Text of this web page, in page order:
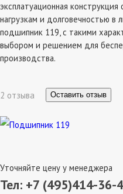
эксплатуационная
нагрузкам и долговечностью
подшипник 119, с такими
выбором и решением для
производства.
2 отзыва Оставить отзыв
Уточняйте цену у менеджера
Тел: +7 (495)414-36-